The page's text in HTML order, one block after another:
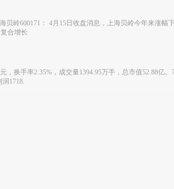
岭600171： 4月15日收盘消息，上海贝岭今年来涨幅
合增长
换手率2.35%，成交量1394.95万手，总市值52.88亿
1718.